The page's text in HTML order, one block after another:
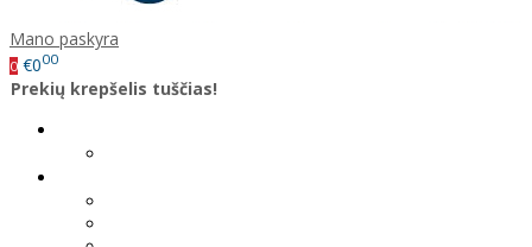
Mano paskyra
0 €000
Prekių krepšelis tuščias!